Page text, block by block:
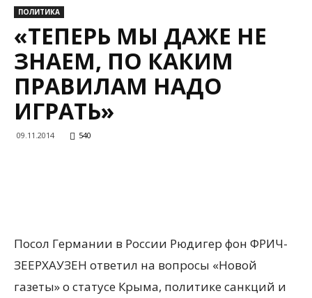
ПОЛИТИКА
«ТЕПЕРЬ МЫ ДАЖЕ НЕ
ЗНАЕМ, ПО КАКИМ
ПРАВИЛАМ НАДО
ИГРАТЬ»
09.11.2014 540
Посол Германии в России Рюдигер фон ФРИЧ-
ЗЕЕРХАУЗЕН ответил на вопросы «Новой
газеты» о статусе Крыма, политике санкций и